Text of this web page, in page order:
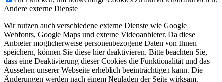
Andere externe Dienste
Wir nutzen auch verschiedene externe Dienste wie Google
Webfonts, Google Maps und externe Videoanbieter. Da diese
Anbieter möglicherweise personenbezogene Daten von Ihnen
speichern, können Sie diese hier deaktivieren. Bitte beachten Sie,
dass eine Deaktivierung dieser Cookies die Funktionalität und das
Aussehen unserer Webseite erheblich beeinträchtigen kann. Die
Änderungen werden nach einem Neuladen der Seite wirksam.